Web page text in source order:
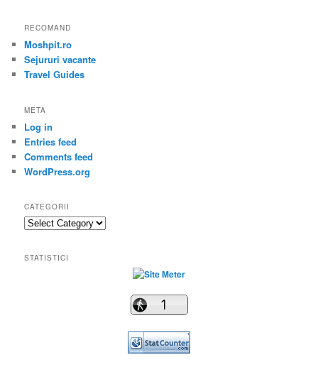
RECOMAND
Moshpit.ro
Sejururi vacante
Travel Guides
META
Log in
Entries feed
Comments feed
WordPress.org
CATEGORII
Categorii
STATISTICI